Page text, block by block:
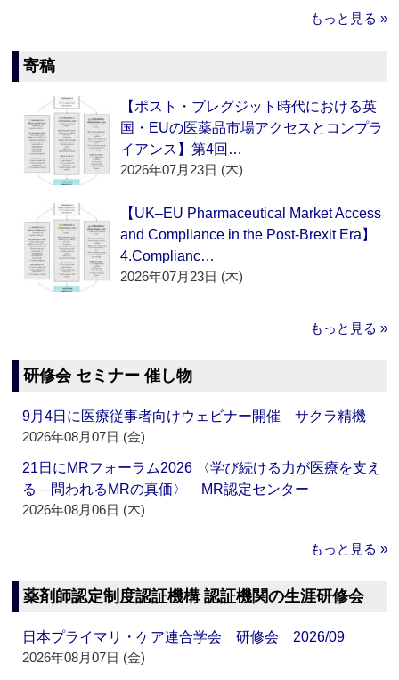
もっと見る »
寄稿
【ポスト・ブレグジット時代における英
国・EUの医薬品市場アクセスとコンプラ
イアンス】第4回…
2026年07月23日 (木)
【UK–EU Pharmaceutical Market Access
and Compliance in the Post-Brexit Era】
4.Complianc…
2026年07月23日 (木)
もっと見る »
研修会 セミナー 催し物
9月4日に医療従事者向けウェビナー開催 サクラ精機
2026年08月07日 (金)
21日にMRフォーラム2026 〈学び続ける力が医療を支え
る―問われるMRの真価〉 MR認定センター
2026年08月06日 (木)
もっと見る »
薬剤師認定制度認証機構 認証機関の生涯研修会
日本プライマリ・ケア連合学会 研修会 2026/09
2026年08月07日 (金)